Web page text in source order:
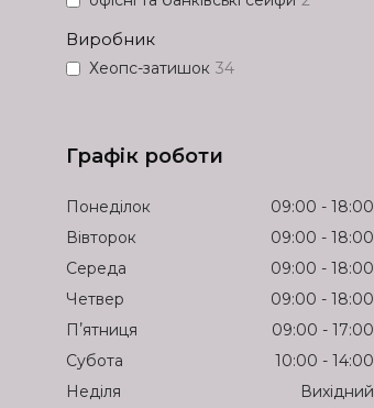
Виробник
Хеопс-затишок 34
Графік роботи
Понеділок 09:00
18:00
Вівторок
09:00
18:00
Середа
09:00
18:00
Четвер
09:00
18:00
Пʼятниця
09:00
17:00
Субота
10:00
14:00
Неділя
Вихідний